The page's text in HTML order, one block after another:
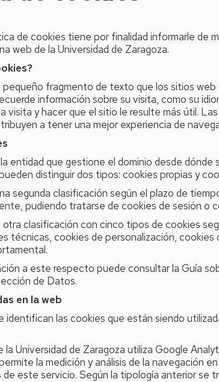
de cookies tiene por finalidad informarle de
web de la Universidad de Zaragoza.
pequeño fragmento de texto que los sitios
información sobre su visita, como su
visita y hacer que el sitio le resulte más útil.
a tener una mejor experiencia de
entidad que gestione el dominio desde
distinguir dos tipos: cookies propias y
segunda clasificación según el plazo de
pudiendo tratarse de cookies de sesión o
otra clasificación con cinco tipos de cookies
técnicas, cookies de personalización, cookies
a este respecto puede consultar la Guía
de Datos.
en la web
identifican las cookies que están siendo
la Universidad de Zaragoza utiliza Google
la medición y análisis de la navegación
este servicio. Según la tipología anterior se